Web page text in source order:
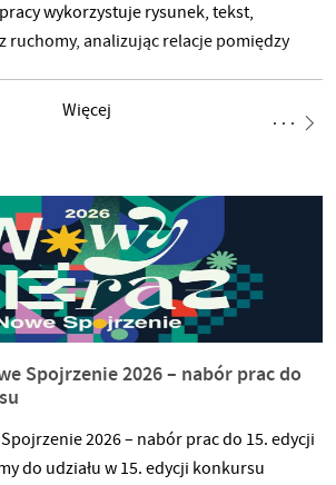
wykorzystuje rysunek, tekst,
ruchomy, analizując relacje pomiędzy
wielu prestiżowych instytucjach sztuki,
Londynie, MAXXI – Narodowym Muzeum
Więcej
Spojrzenie 2026 – nabór prac do
2026 – nabór prac do 15. edycji
do udziału w 15. edycji konkursu